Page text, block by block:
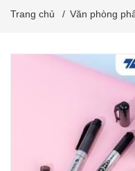
Trang chủ / Văn phòng